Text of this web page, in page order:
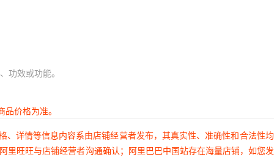
功效或功能。
价格为准。
详情等信息内容系由店铺经营者发布，其真实性、准确性和合法性
旺旺与店铺经营者沟通确认；阿里巴巴中国站存在海量店铺，如您